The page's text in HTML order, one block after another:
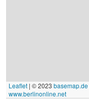
Leaflet | © 2023 basemap.de
www.berlinonline.net